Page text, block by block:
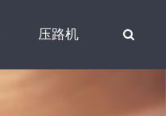
压路机